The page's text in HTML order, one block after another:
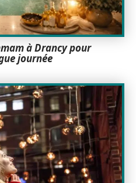
à Drancy pour
journée